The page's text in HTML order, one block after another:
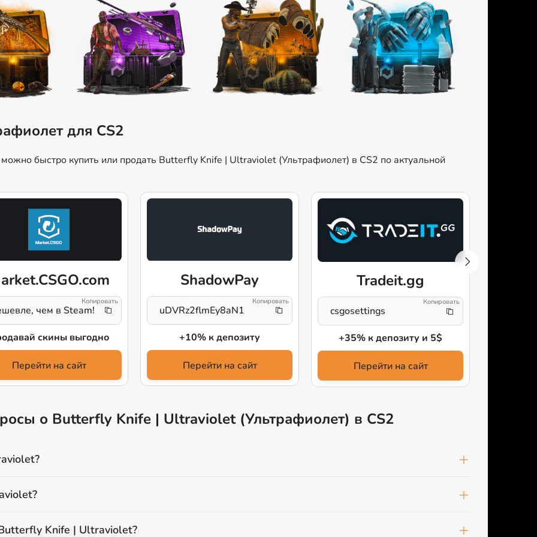
для CS2
быстро купить или продать Butterfly Knife | Ultraviolet (Ультрафиолет) в CS2 по актуальной
чем в Steam!
скины выгодно
Перейти на сайт
ShadowPay
uDVRz2flmEy8aN1
+10% к депозиту
Перейти на сайт
Tradeit.gg
csgosettings
+35% к депозиту и 5$
Перейти на сайт
о Butterfly Knife | Ultraviolet (Ультрафиолет) в CS2
Knife | Ultraviolet?